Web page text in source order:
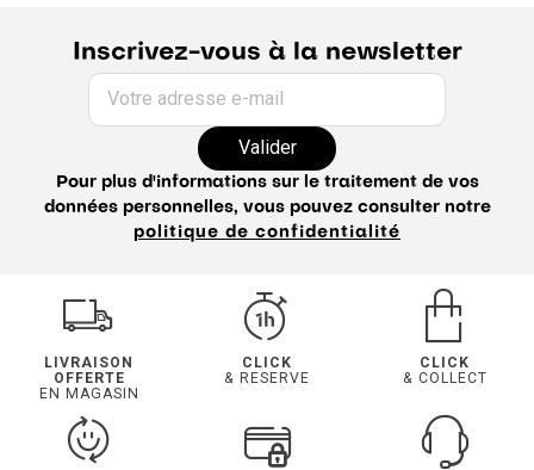
Inscrivez-vous à la newsletter
Votre adresse e-mail
Valider
Pour plus d'informations sur le traitement de vos
données personnelles, vous pouvez consulter notre
politique de confidentialité
LIVRAISON
OFFERTE
EN MAGASIN
CLICK
& RESERVE
CLICK
& COLLECT